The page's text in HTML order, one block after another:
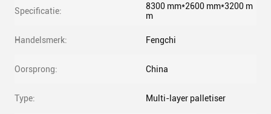
Specificatie:
8300 mm*2600 mm*3200 m
m
Handelsmerk: Fengchi
Oorsprong: China
Type: Multi-layer palletiser